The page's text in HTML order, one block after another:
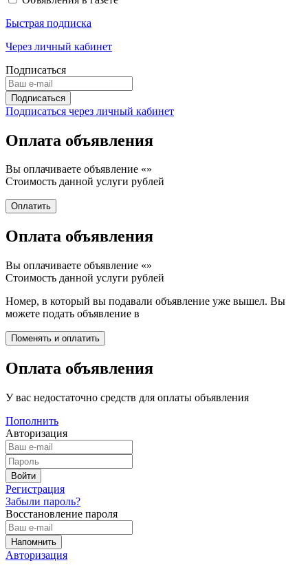
Быстрая подписка
Через личный кабинет
Подписаться
Подписаться через личный кабинет
Оплата объявления
Вы оплачиваете объявление «»
Стоимость данной услуги рублей
Оплата объявления
Вы оплачиваете объявление «»
Стоимость данной услуги рублей
Номер, в который вы подавали объявление уже вышел. Вы
можете подать объявление в
Оплата объявления
У вас недостаточно средств для оплаты объявления
Пополнить
Авторизация
Регистрация
Забыли пароль?
Восстановление пароля
Авторизация